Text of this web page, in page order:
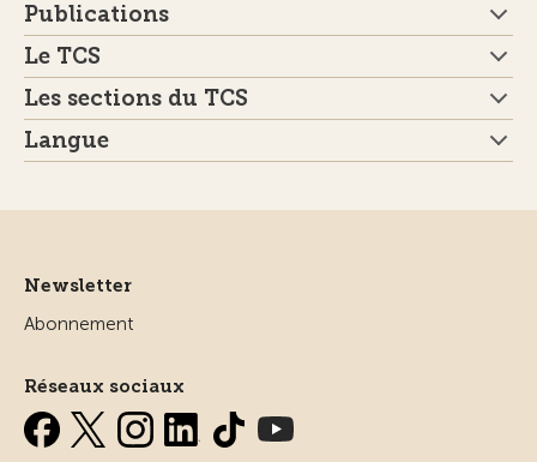
Publications
Le TCS
Les sections du TCS
Langue
Newsletter
Abonnement
Réseaux sociaux